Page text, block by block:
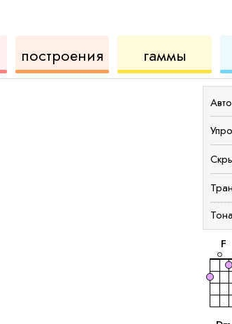
для
укулеле
инструмент
для
построения
аккордов
гаммы
для
F